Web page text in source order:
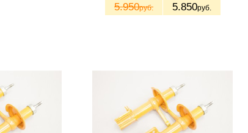
5.950руб. 5.850руб.